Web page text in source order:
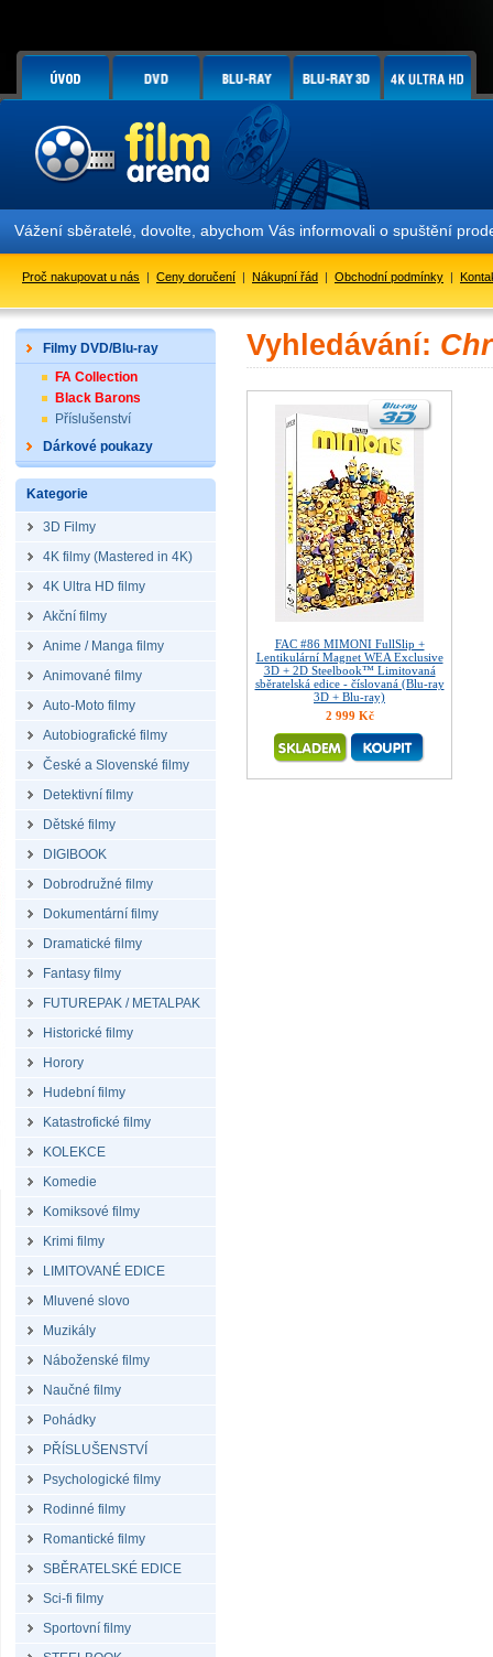
Vážení sběratelé, dovolte, abychom Vás informovali o spuštění
Proč nakupovat u nás | Ceny doručení | Nákupní řád | Obchodní podmínky |
Filmy DVD/Blu-ray
FA Collection
Black Barons
Příslušenství
Dárkové poukazy
Kategorie
3D Filmy
4K filmy (Mastered in 4K)
4K Ultra HD filmy
Akční filmy
Anime / Manga filmy
Animované filmy
Auto-Moto filmy
Autobiografické filmy
České a Slovenské filmy
Detektivní filmy
Dětské filmy
DIGIBOOK
Dobrodružné filmy
Dokumentární filmy
Dramatické filmy
Fantasy filmy
FUTUREPAK / METALPAK
Historické filmy
Horory
Hudební filmy
Katastrofické filmy
KOLEKCE
Komedie
Komiksové filmy
Krimi filmy
LIMITOVANÉ EDICE
Mluvené slovo
Muzikály
Náboženské filmy
Naučné filmy
Pohádky
PŘÍSLUŠENSTVÍ
Psychologické filmy
Rodinné filmy
Romantické filmy
SBĚRATELSKÉ EDICE
Sci-fi filmy
Sportovní filmy
Vyhledávání:
FAC #86 MIMONI FullSlip +
Lentikulární Magnet WEA Exclusive
3D + 2D Steelbook™ Limitovaná
sběratelská edice - číslovaná (Blu-ray
3D + Blu-ray)
2 999 Kč